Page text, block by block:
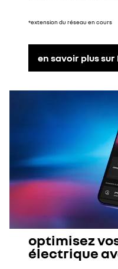
*extension du réseau en cours
en savoir plus
optimisez
électrique